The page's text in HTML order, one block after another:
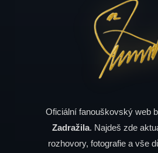
Oficiální fanouškovský web
Zadražila. Najdeš zde
rozhovory, fotografie a vše